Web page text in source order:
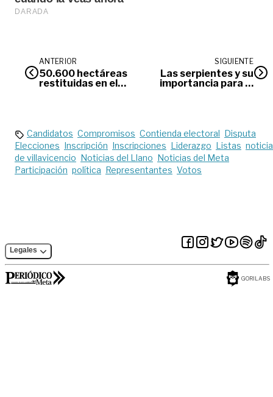
ANTERIOR
50.600 hectáreas
restituidas en el
SIGUIENTE
Las serpientes y su
importancia para el
Candidatos Compromisos Contienda electoral Disputa
Elecciones Inscripción Inscripciones Liderazgo Listas
de villavicencio Noticias del Llano Noticias del Meta
Participación política Representantes Votos
Legales
GORILABS